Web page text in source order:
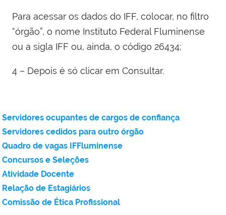
Para acessar os dados do IFF, colocar, no filtro
“órgão”, o nome Instituto Federal Fluminense
ou a sigla IFF ou, ainda, o código 26434;
4 – Depois é só clicar em Consultar.
Servidores ocupantes de cargos de confiança
Servidores cedidos para outro órgão
Quadro de vagas IFFluminense
Concursos e Seleções
Atividade Docente
Relação de Estagiários
Comissão de Ética Profissional